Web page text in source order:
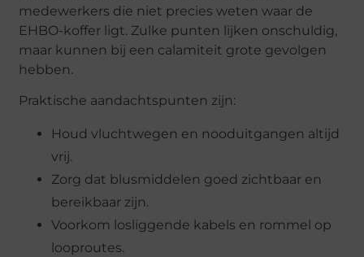
medewerkers die niet precies weten waar de
EHBO-koffer ligt. Zulke punten lijken onschuldig,
maar kunnen bij een calamiteit grote gevolgen
hebben.
Praktische aandachtspunten zijn:
Houd vluchtwegen en nooduitgangen altijd
vrij.
Zorg dat blusmiddelen goed zichtbaar en
bereikbaar zijn.
Voorkom losliggende kabels en rommel op
looproutes.